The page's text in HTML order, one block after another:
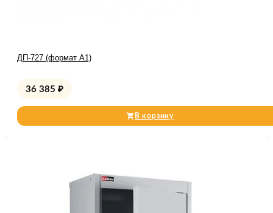
ДП-727 (формат А1)
36 385 ₽
В корзину